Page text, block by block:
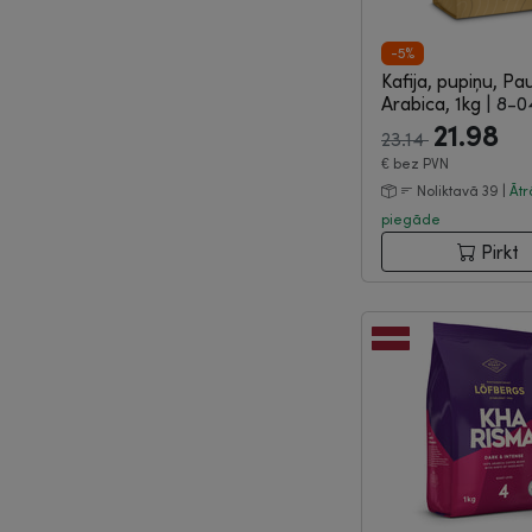
-5%
Kafija, pupiņu,
Arabica, 1kg
8-
23.14 21.98
€ bez PVN
Noliktavā 39 |
piegāde
Pirkt